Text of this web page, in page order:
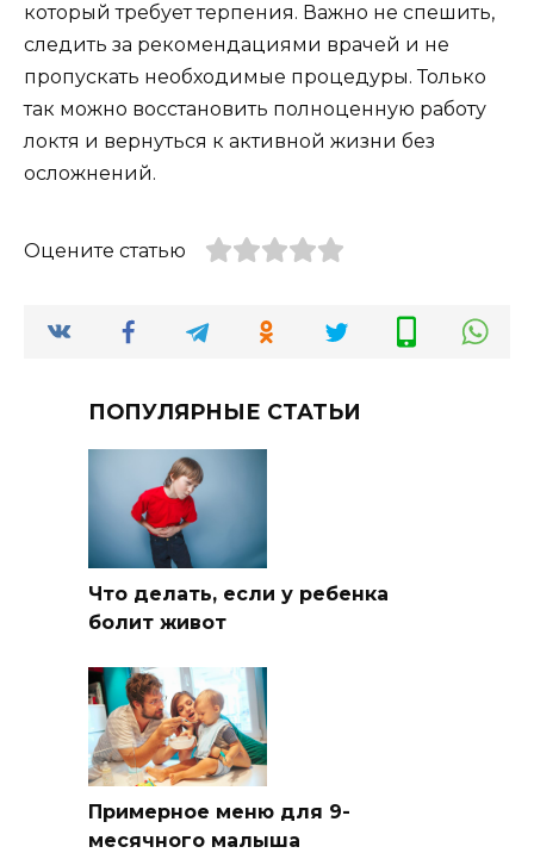
который требует терпения. Важно не спешить,
следить за рекомендациями врачей и не
пропускать необходимые процедуры. Только
так можно восстановить полноценную работу
локтя и вернуться к активной жизни без
осложнений.
Оцените статью
ПОПУЛЯРНЫЕ СТАТЬИ
Что делать, если у ребенка
болит живот
Примерное меню для 9-
месячного малыша